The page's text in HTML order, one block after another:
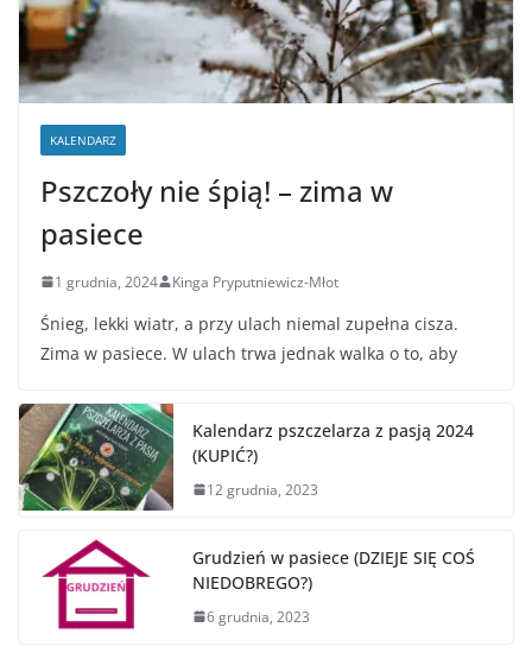
KALENDARZ
Pszczoły nie śpią! – zima w
pasiece
1 grudnia, 2024 Kinga Pryputniewicz-Młot
Śnieg, lekki wiatr, a przy ulach niemal zupełna cisza.
Zima w pasiece. W ulach trwa jednak walka o to, aby
Kalendarz pszczelarza z pasją 2024
(KUPIĆ?)
12 grudnia, 2023
Grudzień w pasiece (DZIEJE SIĘ COŚ
NIEDOBREGO?)
6 grudnia, 2023